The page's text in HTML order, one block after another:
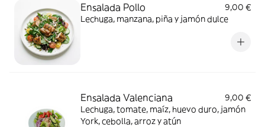
Ensalada Pollo
9,00 €
Lechuga, manzana, piña y jamón dulce
Ensalada Valenciana
9,00 €
Lechuga, tomate, maíz, huevo duro, jamón
York, cebolla, arroz y atún